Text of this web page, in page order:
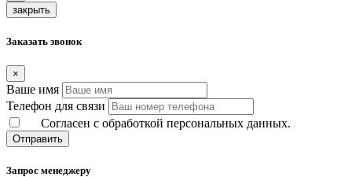
закрыть
Заказать звонок
×
Ваше имя
Телефон для связи
Согласен с обработкой персональных данных.
Отправить
Запрос менеджеру